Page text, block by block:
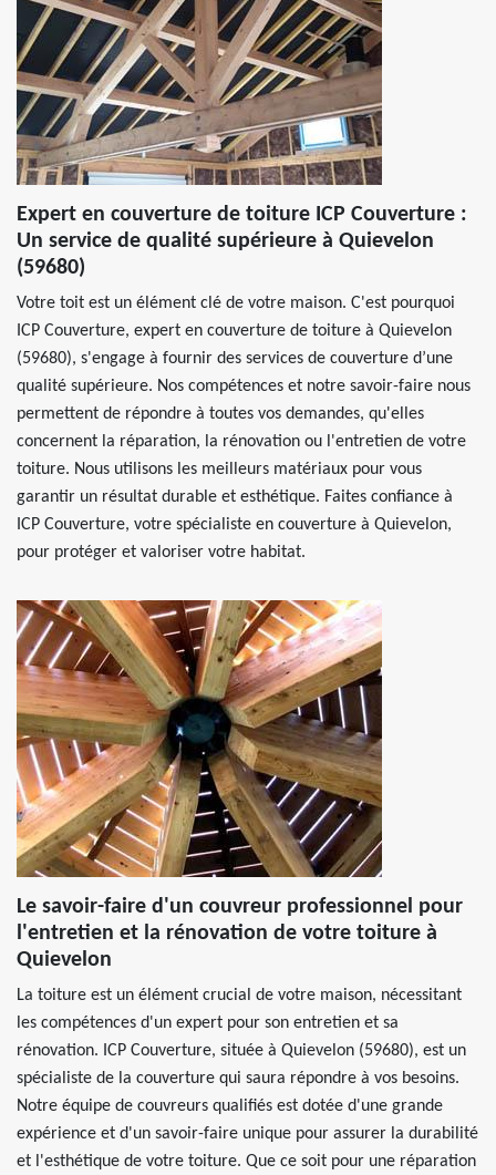
Expert en couverture de toiture ICP Couverture :
Un service de qualité supérieure à Quievelon
(59680)
Votre toit est un élément clé de votre maison. C'est pourquoi
ICP Couverture, expert en couverture de toiture à Quievelon
(59680), s'engage à fournir des services de couverture d’une
qualité supérieure. Nos compétences et notre savoir-faire nous
permettent de répondre à toutes vos demandes, qu'elles
concernent la réparation, la rénovation ou l'entretien de votre
toiture. Nous utilisons les meilleurs matériaux pour vous
garantir un résultat durable et esthétique. Faites confiance à
ICP Couverture, votre spécialiste en couverture à Quievelon,
pour protéger et valoriser votre habitat.
Le savoir-faire d'un couvreur professionnel pour
l'entretien et la rénovation de votre toiture à
Quievelon
La toiture est un élément crucial de votre maison, nécessitant
les compétences d'un expert pour son entretien et sa
rénovation. ICP Couverture, située à Quievelon (59680), est un
spécialiste de la couverture qui saura répondre à vos besoins.
Notre équipe de couvreurs qualifiés est dotée d'une grande
expérience et d'un savoir-faire unique pour assurer la durabilité
et l'esthétique de votre toiture. Que ce soit pour une réparation